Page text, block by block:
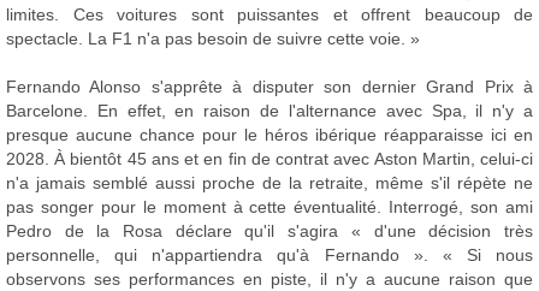
limites. Ces voitures sont puissantes et offrent beaucoup de
spectacle. La F1 n'a pas besoin de suivre cette voie. »
Fernando Alonso s'apprête à disputer son dernier Grand Prix à
Barcelone. En effet, en raison de l'alternance avec Spa, il n'y a
presque aucune chance pour le héros ibérique réapparaisse ici en
2028. À bientôt 45 ans et en fin de contrat avec Aston Martin, celui-ci
n'a jamais semblé aussi proche de la retraite, même s'il répète ne
pas songer pour le moment à cette éventualité. Interrogé, son ami
Pedro de la Rosa déclare qu'il s'agira « d'une décision très
personnelle, qui n'appartiendra qu'à Fernando ». « Si nous
observons ses performances en piste, il n'y a aucune raison que